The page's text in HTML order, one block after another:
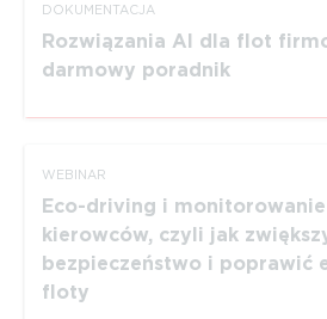
DOKUMEN­TACJA
Rozwiązania AI dla flot
darmowy poradnik
WEBINAR
Eco-driving i
kierowców, czyli jak
bezpieczeństwo i poprawić
floty